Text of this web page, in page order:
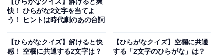
る、重金属の一種。そして、スルメの「する」を嫌って
縁起の良い言葉に言い換えた、おつまみの定番を思い浮
快！ ひらがな2文字を当てよ
う！ ヒントは時代劇のあの台詞
【ひらがなクイズ】解けると快
感！ 空欄に共通する2文字は？
【ひらがなクイズ】空欄に共通
する「2文字のひらがな」は？